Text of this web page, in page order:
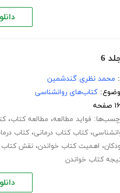
6
محمد نظری گندشمین
کتاب‌های روانشناسی
فواید مطالعه، مطالعه کتاب،
،کتاب کتاب درمانی،کتاب
، اهمیت کتاب خواندن،نقش کتاب
کتاب خواندن